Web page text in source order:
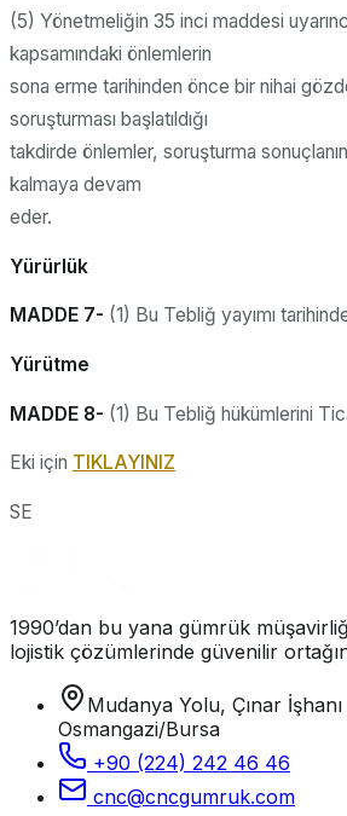
(5) Yönetmeliğin 35 inci maddesi
kapsamındaki önlemlerin
sona erme tarihinden önce bir nihai
soruşturması başlatıldığı
takdirde önlemler, soruşturma
kalmaya devam
eder.
Yürürlük
MADDE 7- (1) Bu Tebliğ yayımı
Yürütme
MADDE 8- (1) Bu Tebliğ hükümlerini
Eki için TIKLAYINIZ
SE
1990’dan bu yana gümrük
lojistik çözümlerinde güvenilir
Mudanya Yolu, Çınar
Osmangazi/Bursa
+90 (224) 242 46 46
cnc@cncgumruk.com